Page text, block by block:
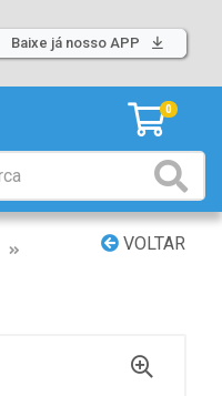
Baixe já nosso APP
0
VOLTAR